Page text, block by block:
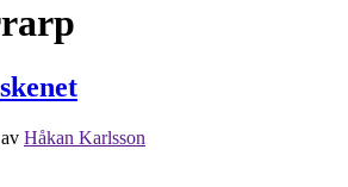
av Håkan Karlsson